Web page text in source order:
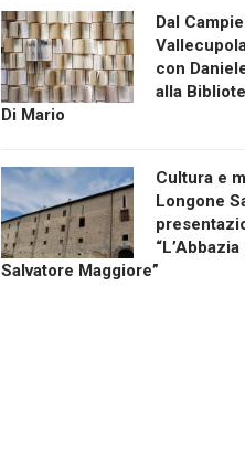
Dal
con
alla
Di Mario
Cultura e
Longone
Salvatore Maggiore”